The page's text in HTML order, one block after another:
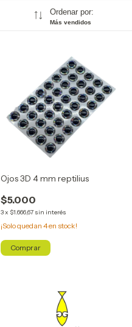
Ordenar por:
Más vendidos
Ojos 3D 4 mm reptilius
$5.000
3x $1.666,67 sin interés
¡Solo quedan 4en stock!
Comprar